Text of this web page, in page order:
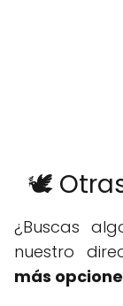
🕊️
¿Buscas
nuestro
más